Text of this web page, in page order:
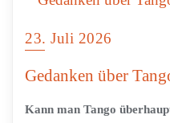
23. Juli 2026
Gedanken über
Kann man Tango